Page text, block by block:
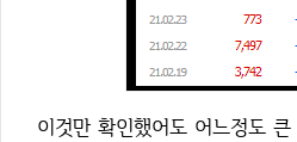
이것만 확인했어도 어느정도 큰 상승이 나올거라는걸 예측